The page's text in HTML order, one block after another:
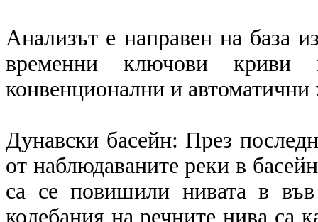
Анализът е направен на база
временни ключови криви
конвенционални и
Дунавски басейн: През
от наблюдаваните реки в
са се повишили нивата в
колебания на речните нива са